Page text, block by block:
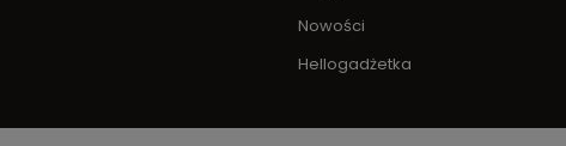
Nowości
Hellogadżetka